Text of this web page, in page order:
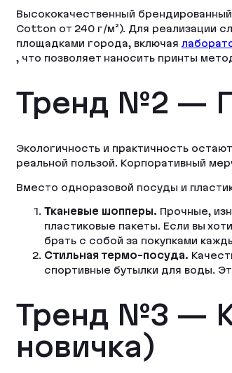
Высококачественный
Cotton от 240 г/м²). Для реализации
площадками города, включая
, что позволяет наносить принты
Тренд №2 —
Экологичность и практичность
реальной пользой. Корпоративный
Вместо одноразовой посуды и
Тканевые шопперы. Прочные,
пластиковые пакеты. Если вы
брать с собой за покупками
Стильная термо-посуда.
спортивные бутылки для воды.
Тренд №3 —
новичка)